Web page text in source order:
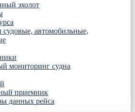
эхолот
судовые, автомобильные,
мониторинг судна
приемник
данных рейса